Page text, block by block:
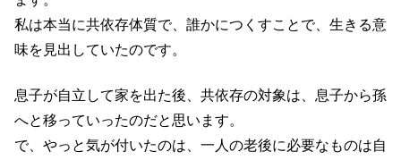
私は本当に共依存体質で、誰かにつくすことで、生きる意
味を見出していたのです。
息子が自立して家を出た後、共依存の対象は、息子から孫
へと移っていったのだと思います。
で、やっと気が付いたのは、一人の老後に必要なものは自